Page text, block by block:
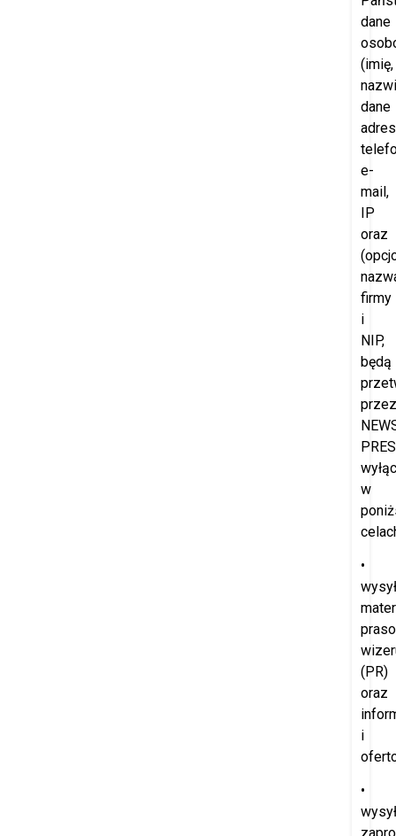
dane
(imię,
dane
e-
mail,
IP
oraz
firmy
i
NIP,
będą
przez
w
•
(PR)
oraz
i
•